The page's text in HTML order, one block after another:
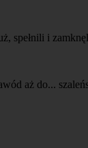
spełnili i
aż do...